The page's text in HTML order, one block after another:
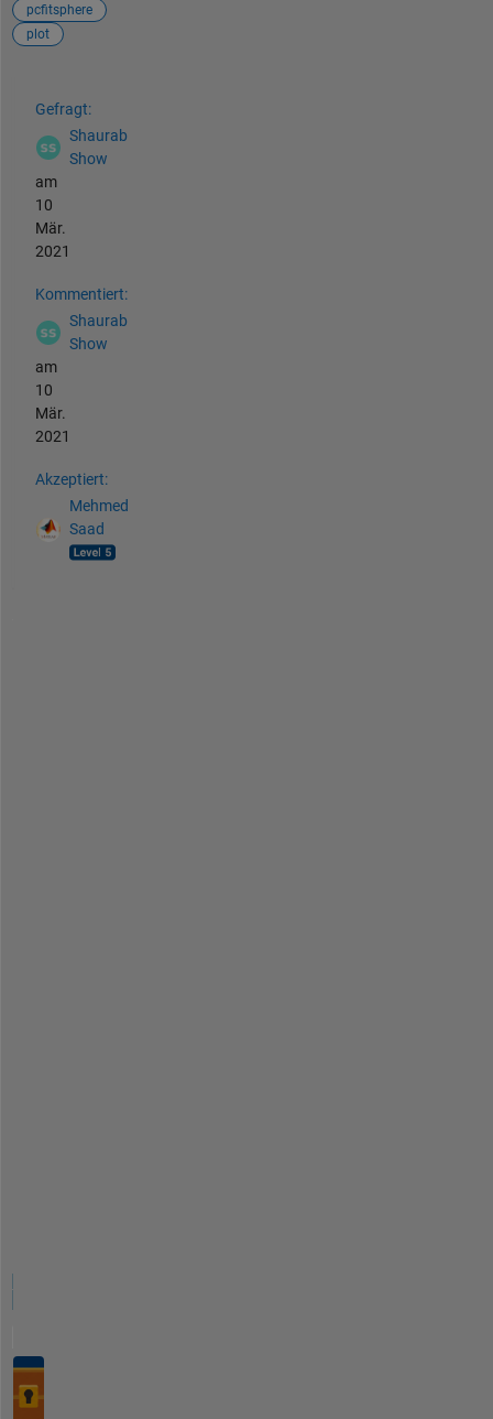
pcfitsphere
plot
Gefragt:
Shaurab
Show
am
10
Mär.
2021
Kommentiert:
Shaurab
Show
am
10
Mär.
2021
Akzeptiert:
Mehmed
Saad